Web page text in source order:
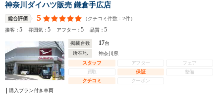
神奈川ダイハツ販売 鎌倉手広店
総合評価 5 （クチコミ件数： 2件）
接客：5 雰囲気：5 アフター：5 品質：5
掲載台数 17台
所在地
神奈川県
スタッフ
アフター
フェア
買取
保証
整備
クチコミ
クーポン
購入プラン付き車両